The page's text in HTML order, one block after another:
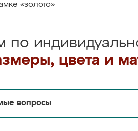
«золото»
по
цвета и
вопросы